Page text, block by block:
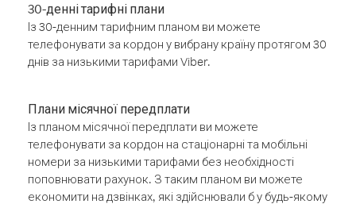
30-денні тарифні плани
Із 30-денним тарифним планом ви можете
телефонувати за кордон у вибрану країну протягом 30
днів за низькими тарифами Viber.
Плани місячної передплати
Із планом місячної передплати ви можете
телефонувати за кордон на стаціонарні та мобільні
номери за низькими тарифами без необхідності
поповнювати рахунок. З таким планом ви можете
економити на дзвінках, які здійснювали б у будь-якому